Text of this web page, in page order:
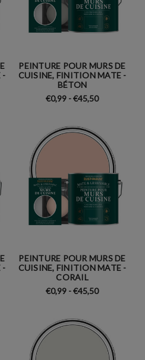
-
PEINTURE POUR MURS DE
CUISINE, FINITION MATE -
BÉTON
€0,99 - €45,50
-
PEINTURE POUR MURS DE
CUISINE, FINITION MATE -
CORAIL
€0,99 - €45,50